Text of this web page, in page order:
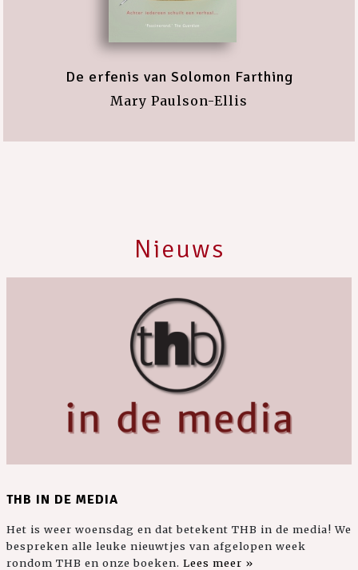
De erfenis van Solomon Farthing
Mary Paulson-Ellis
Nieuws
THB IN DE MEDIA
Het is weer woensdag en dat betekent THB in de media! We
bespreken alle leuke nieuwtjes van afgelopen week
rondom THB en onze boeken. Lees meer »